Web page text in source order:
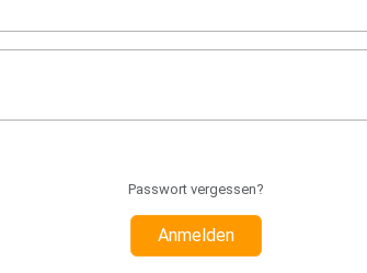
Passwort vergessen?
Anmelden